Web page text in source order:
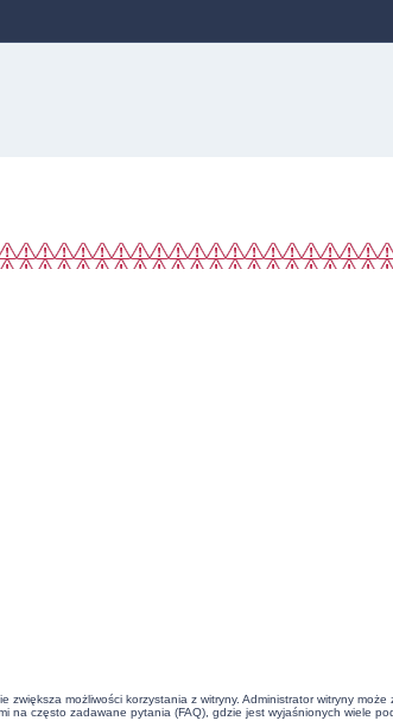
możliwości korzystania z witryny. Administrator witryny
często zadawane pytania (FAQ), gdzie jest wyjaśnionych wiele